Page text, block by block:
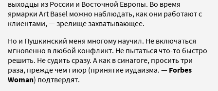
выходцы из России и Восточной Европы. Во время
ярмарки Art Basel можно наблюдать, как они работают с
клиентами, — зрелище захватывающее.
Но и Пушкинский меня многому научил. Не включаться
мгновенно в любой конфликт. Не пытаться что-то быстро
решить. Не судить сразу. А как в синагоге, просить три
раза, прежде чем гиюр (принятие иудаизма. — Forbes
Woman) подтвердят.